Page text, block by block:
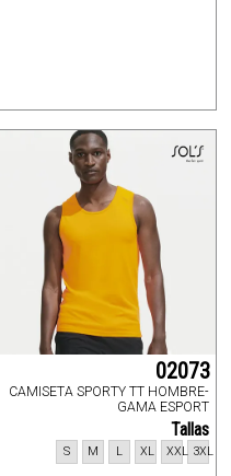
02073
CAMISETA SPORTY TT HOMBRE-
GAMA ESPORT
Tallas
3XL
XXL
XL
L
M
S